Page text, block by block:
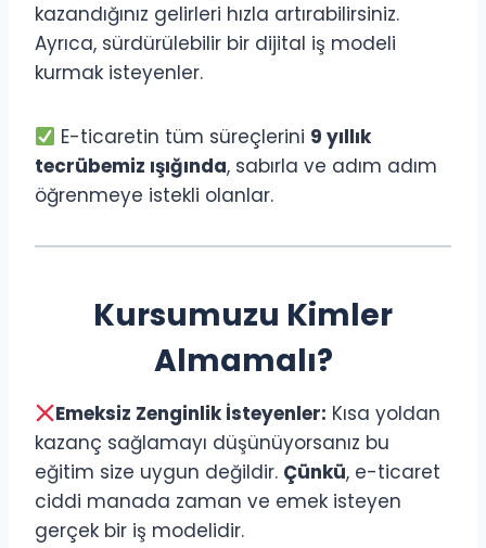
kazandığınız gelirleri hızla artırabilirsiniz.
Ayrıca, sürdürülebilir bir dijital iş modeli
kurmak isteyenler.
E-ticaretin tüm süreçlerini 9 yıllık
tecrübemiz ışığında, sabırla ve adım adım
öğrenmeye istekli olanlar.
Kursumuzu Kimler
Almamalı?
Emeksiz Zenginlik İsteyenler: Kısa yoldan
kazanç sağlamayı düşünüyorsanız bu
eğitim size uygun değildir. Çünkü, e-ticaret
ciddi manada zaman ve emek isteyen
gerçek bir iş modelidir.